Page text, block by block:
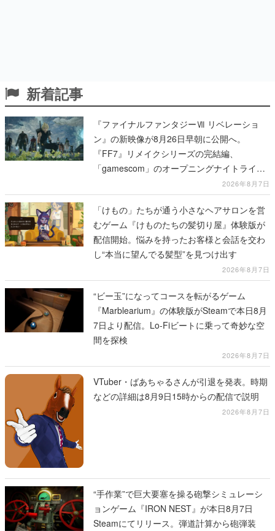
新着記事
『ファイナルファンタジーⅦ リベレーショ
ン』の新映像が8月26日早朝に公開へ。
『FF7』リメイクシリーズの完結編、
「gamescom」のオープニングナイトライブ
にてディレクターの浜口直樹氏が登壇する予
定
2026年8月7日
「けもの」たちが通う小さなヘアサロンを営
むゲーム『けものたちの髪切り屋』体験版が
配信開始。悩みを持ったお客様と会話を交わ
し“本当に望んでる髪型”を見つけ出す
2026年8月7日
“ビー玉”になってコースを転がるゲーム
『Marblearium』の体験版がSteamで本日8月
7日より配信。Lo-Fiビートに乗って奇妙な空
間を探検
2026年8月7日
VTuber・ばあちゃるさんが引退を発表。時期
などの詳細は8月9日15時からの配信で説明
2026年8月7日
“手作業”で巨大要塞を操る砲撃シミュレーシ
ョンゲーム『IRON NEST』が本日8月7日
Steamにてリリース。弾道計算から砲弾装